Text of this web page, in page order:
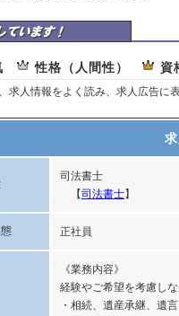
事務所はここを重視しています
性格（人間性） 資
求人情報をよく読み、求人広告に
司法書士
【司法書士】
正社員
《業務内容》
経験やご希望を考慮し
・相続、遺産承継、遺